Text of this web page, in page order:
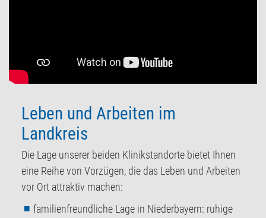
Leben und Arbeiten im
Landkreis
Die Lage unserer beiden Klinikstandorte bietet Ihnen
eine Reihe von Vorzügen, die das Leben und Arbeiten
vor Ort attraktiv machen:
familienfreundliche Lage in Niederbayern: ruhige